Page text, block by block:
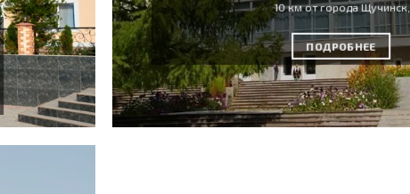
10 км от города Щучинск,
ПОДРОБНЕЕ